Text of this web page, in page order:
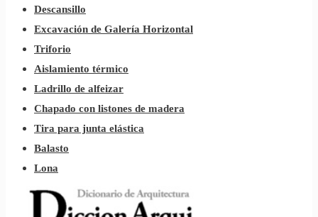
Descansillo
Excavación de Galería Horizontal
Triforio
Aislamiento térmico
Ladrillo de alfeizar
Chapado con listones de madera
Tira para junta elástica
Balasto
Lona